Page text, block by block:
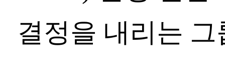
결정을 내리는